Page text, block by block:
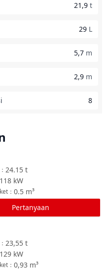
21,9 t
29 L
5,7 m
2,9 m
8
24.15 t
：
118 kW
0.5 m³
：
Pertanyaan
23,55 t
：
129 kW
0,93 m³
：